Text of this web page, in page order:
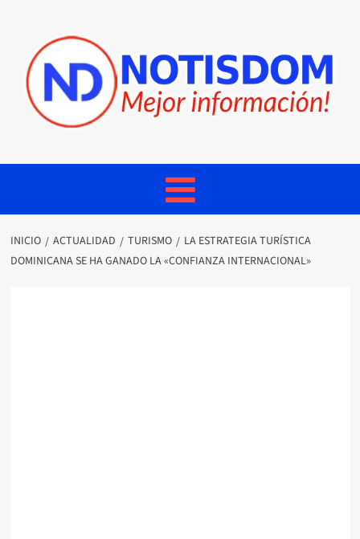
INICIO ACTUALIDAD TURISMO
LA ESTRATEGIA TURÍSTICA
DOMINICANA SE HA GANADO LA «CONFIANZA INTERNACIONAL»